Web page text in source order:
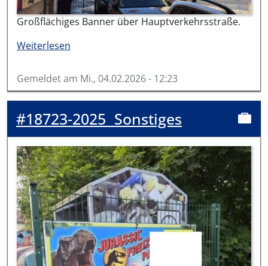
Großflächiges Banner über Hauptverkehrsstraße.
Weiterlesen
Gemeldet am Mi., 04.02.2026 - 12:23
#18723-2025 Sonstiges